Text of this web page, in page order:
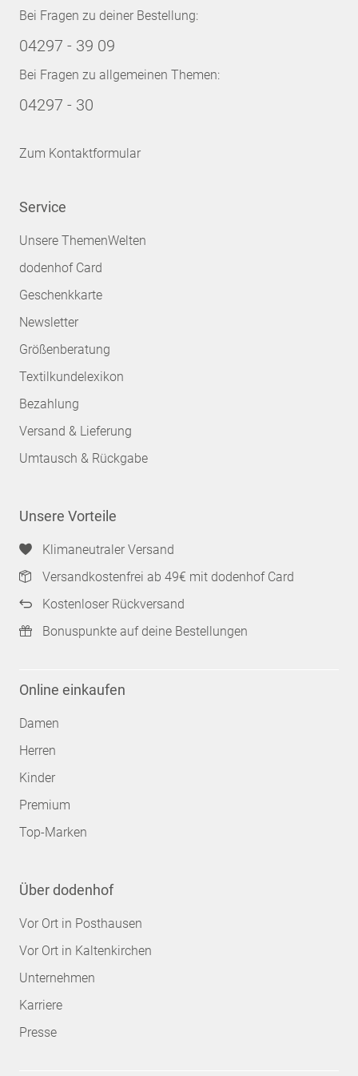
Bei Fragen zu deiner Bestellung:
04297 - 39 09
Bei Fragen zu allgemeinen Themen:
04297 - 30
Zum Kontaktformular
Service
Unsere ThemenWelten
dodenhof Card
Geschenkkarte
Newsletter
Größenberatung
Textilkundelexikon
Bezahlung
Versand & Lieferung
Umtausch & Rückgabe
Unsere Vorteile
Klimaneutraler Versand
Versandkostenfrei ab 49€ mit dodenhof Card
Kostenloser Rückversand
Bonuspunkte auf deine Bestellungen
Online einkaufen
Damen
Herren
Kinder
Premium
Top-Marken
Über dodenhof
Vor Ort in Posthausen
Vor Ort in Kaltenkirchen
Unternehmen
Karriere
Presse